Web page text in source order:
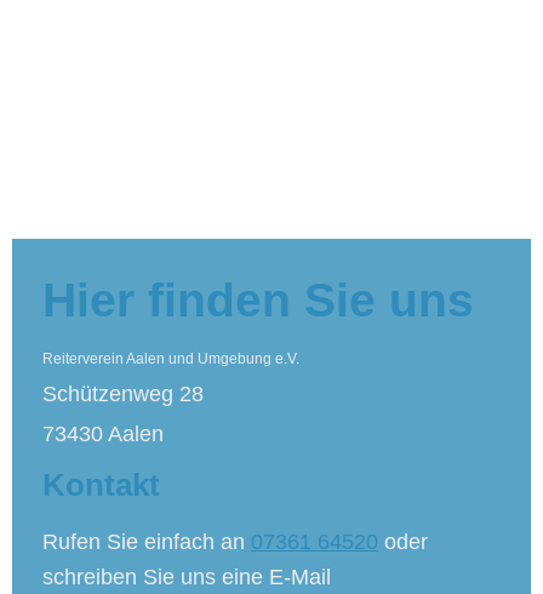
Hier finden Sie uns
Reiterverein Aalen und Umgebung e.V.
Schützenweg 28
73430 Aalen
Kontakt
Rufen Sie einfach an 07361 64520 oder
schreiben Sie uns eine E-Mail